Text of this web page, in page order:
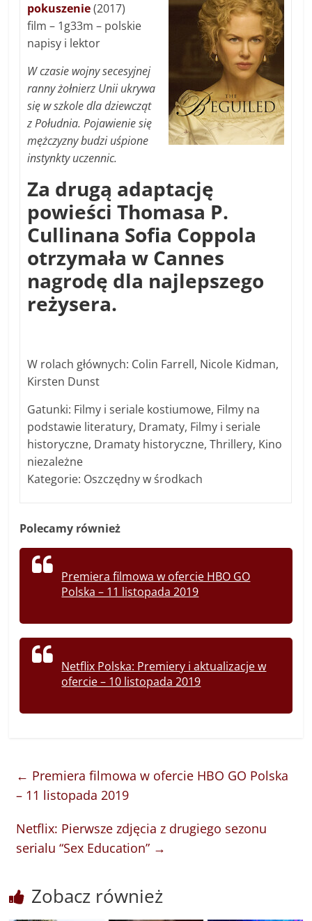
pokuszenie(2017)
film – 1g33m – polskie
napisy i lektor
W czasie wojny secesyjnej
ranny żołnierz Unii ukrywa
się w szkole dla dziewcząt
z Południa. Pojawienie się
mężczyzny budzi uśpione
instynkty uczennic.
Za drugą adaptację
powieści Thomasa P.
Cullinana Sofia Coppola
otrzymała w Cannes
nagrodę dla najlepszego
reżysera.
W rolach głównych: Colin Farrell, Nicole Kidman,
Kirsten Dunst
Gatunki: Filmy i seriale kostiumowe, Filmy na
podstawie literatury, Dramaty, Filmy i seriale
historyczne, Dramaty historyczne, Thrillery, Kino
niezależne
Kategorie: Oszczędny w środkach
Polecamy również
Premiera filmowa w ofercie HBO GO
Polska – 11 listopada 2019
Netflix Polska: Premiery i aktualizacje w
ofercie – 10 listopada 2019
← Premiera filmowa w ofercie HBO GO Polska
– 11 listopada 2019
Netflix: Pierwsze zdjęcia z drugiego sezonu
serialu “Sex Education” →
Zobacz również